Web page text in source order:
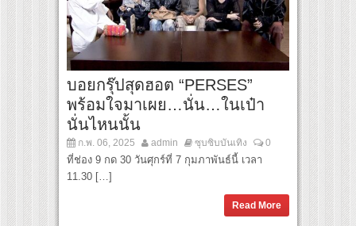
บอยกรุ๊ปสุดฮอต “PERSES”
พร้อมใจมาเผย…นั่น…ในเป๋า
นั่นไหนนั้น
ก.พ. 06, 2025 admin ซุบซิบบันเทิง 0
ที่ช่อง 9 กด 30 วันศุกร์ที่ 7 กุมภาพันธ์นี้ เวลา
11.30 […]
Read More